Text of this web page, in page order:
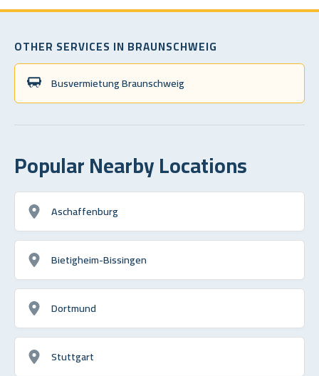
OTHER SERVICES IN BRAUNSCHWEIG
Busvermietung Braunschweig
Popular Nearby Locations
Aschaffenburg
Bietigheim-Bissingen
Dortmund
Stuttgart